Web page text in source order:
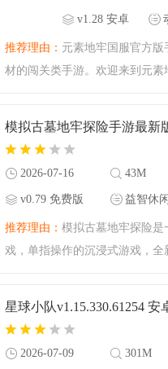
v1.28 安卓
推荐理由： 元素地牢国服官方
材的闯关类手游。欢迎来到元素
能组合，各种令人回味不已的
2026-07-16 43M
v0.79 免费版 益智休闲
推荐理由： 模拟古墓地牢探险
戏，单指操作的沉浸式游戏，
朋友，一定要想办法收集各种
2026-07-09 301M